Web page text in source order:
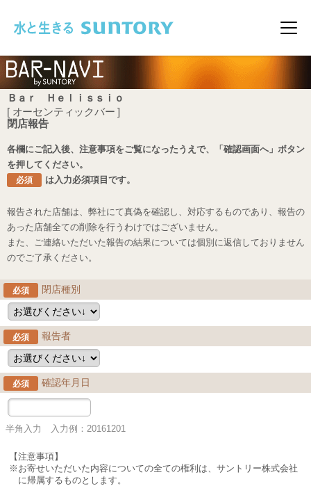
メ
Ｂａｒ Ｈｅｌｉｓｓｉｏ
[ オーセンティックバー ]
閉店報告
各欄にご記入後、注意事項をご覧になったうえで、「確認画面へ」ボタン
を押してください。
必須 は入力必須項目です。
報告された店舗は、弊社にて真偽を確認し、対応するものであり、報告の
あった店舗全ての削除を行うわけではございません。
また、ご連絡いただいた報告の結果については個別に返信しておりません
のでご了承ください。
必須 閉店種別
必須 報告者
必須 確認年月日
半角入力 入力例：20161201
【注意事項】
※お寄せいただいた内容についての全ての権利は、サントリー株式会社
に帰属するものとします。